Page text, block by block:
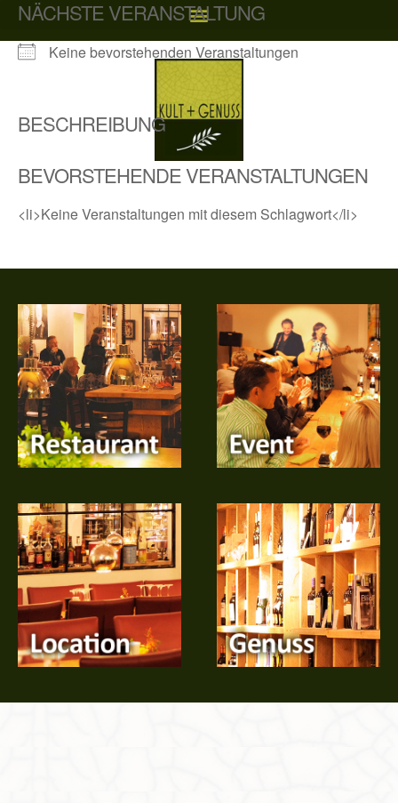
Zum
springen
NÄCHSTE VERANSTALTUNG
Keine bevorstehenden Veranstaltungen
BESCHREIBUNG
BEVORSTEHENDE VERANSTALTUNGEN
<li>Keine Veranstaltungen mit diesem Schlagwort</li>